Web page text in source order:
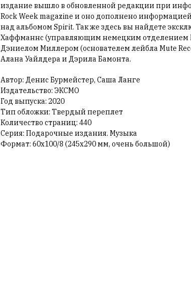
издание вышло в обновленной редакции при
Rock Week magazine и оно дополнено
над альбомом Spirit. Так же здесь вы найдете
Хаффманнс (управляющим немецким отделением
Дэниелом Миллером (основателем лейбла Mute
Алана Уайлдера и Дэрила Бамонта.
Автор: Денис Бурмейстер, Саша Ланге
Издательство: ЭКСМО
Год выпуска: 2020
Тип обложки: Твердый переплет
Количество страниц: 440
Серия: Подарочные издания. Музыка
Формат: 60х100/8 (245х290 мм, очень большой)